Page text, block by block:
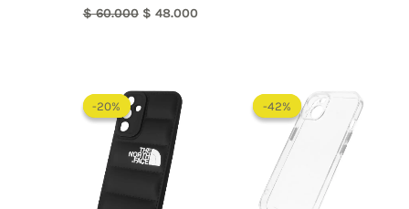
$60.000 $ 48.000
-20%
-20%
precio
original
era:
$ 60.000.
-42%
-42%
precio
original
$ 60.000.